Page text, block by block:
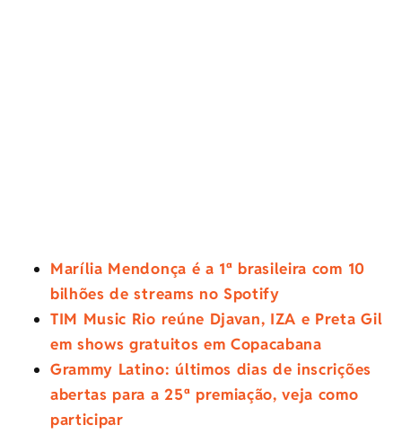
Marília Mendonça é a 1ª brasileira com 10
bilhões de streams no Spotify
TIM Music Rio reúne Djavan, IZA e Preta Gil
em shows gratuitos em Copacabana
Grammy Latino: últimos dias de inscrições
abertas para a 25ª premiação, veja como
participar